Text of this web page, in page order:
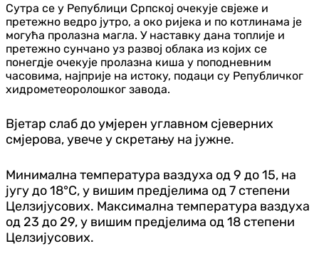
Сутра се у Републици Српској очекује свјеже и
претежно ведро јутро, а око ријека и по котлинама је
могућа пролазна магла. У наставку дана топлије и
претежно сунчано уз развој облака из којих се
понегдје очекује пролазна киша у поподневним
часовима, најприје на истоку, подаци су Републичког
хидрометеоролошког завода.
Вјетар слаб до умјерен углавном сјеверних
смјерова, увече у скретању на јужне.
Минимална температура ваздуха од 9 до 15, на
југу до 18°С, у вишим предјелима од 7 степени
Целзијусових. Максимална температура ваздуха
од 23 до 29, у вишим предјелима од 18 степени
Целзијусових.